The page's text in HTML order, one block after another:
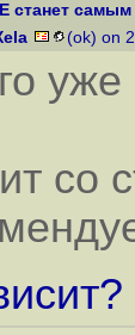
станет
(ok) on
со